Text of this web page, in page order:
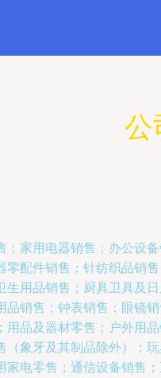
公
；家用电器销售；办公设
配件销售；针纺织品销
用品销售；厨具卫具及日
销售；钟表销售；眼镜
用品及器材零售；户外用
（象牙及其制品除外）；
电零售；通信设备销售